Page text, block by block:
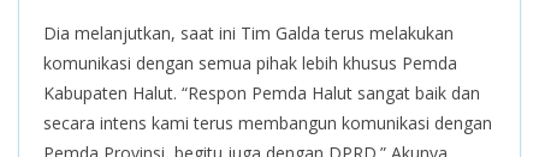
Dia melanjutkan, saat ini Tim Galda terus melakukan
komunikasi dengan semua pihak lebih khusus Pemda
Kabupaten Halut. “Respon Pemda Halut sangat baik dan
secara intens kami terus membangun komunikasi dengan